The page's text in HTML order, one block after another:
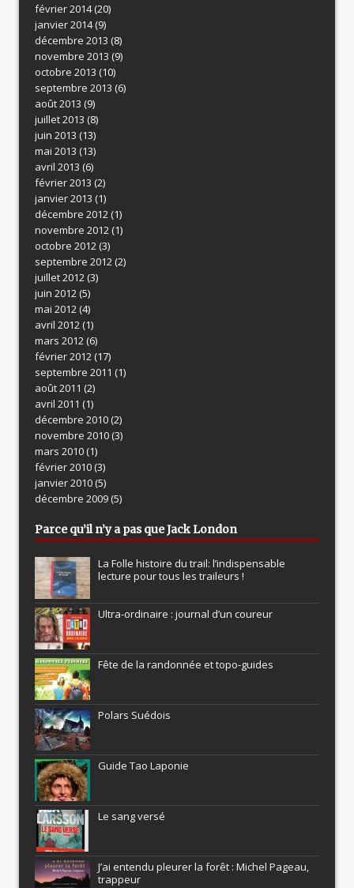
février 2014(20)
janvier 2014(9)
décembre 2013 (8)
novembre 2013 (9)
octobre 2013 (10)
septembre 2013 (6)
août 2013 (9)
juillet 2013 (8)
juin 2013 (13)
mai 2013 (13)
avril 2013 (6)
février 2013 (2)
janvier 2013 (1)
décembre 2012(1)
novembre 2012(1)
octobre 2012(3)
septembre 2012(2)
juillet 2012(3)
juin 2012(5)
mai 2012(4)
avril 2012(1)
mars 2012(6)
février 2012(17)
septembre 2011 (1)
août 2011 (2)
avril 2011 (1)
décembre 2010(2)
novembre 2010(3)
mars 2010(1)
février 2010(3)
janvier 2010(5)
décembre 2009(5)
Parce qu’il n’y a pas que Jack London
La Folle histoire du trail: l’indispensable
lecture pour tous les traileurs !
Ultra-ordinaire : journal d’un coureur
Fête de la randonnée et topo-guides
Polars Suédois
Guide Tao Laponie
Le sang versé
J’ai entendu pleurer la forêt : Michel Pageau,
trappeur